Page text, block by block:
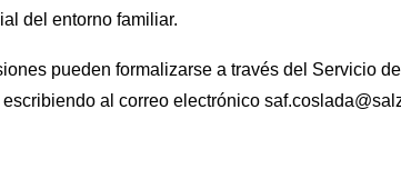
del entorno familiar.
pueden formalizarse a través del Servicio
al correo electrónico